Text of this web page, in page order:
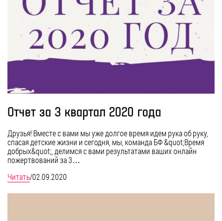
Отчет за 3 квартал 2020 года
Друзья! Вместе с вами мы уже долгое время идем рука об руку,
спасая детские жизни и сегодня, мы, команда БФ &quot;Время
добрых&quot;, делимся с вами результатами ваших онлайн
пожертвований за 3…
Читать/02.09.2020